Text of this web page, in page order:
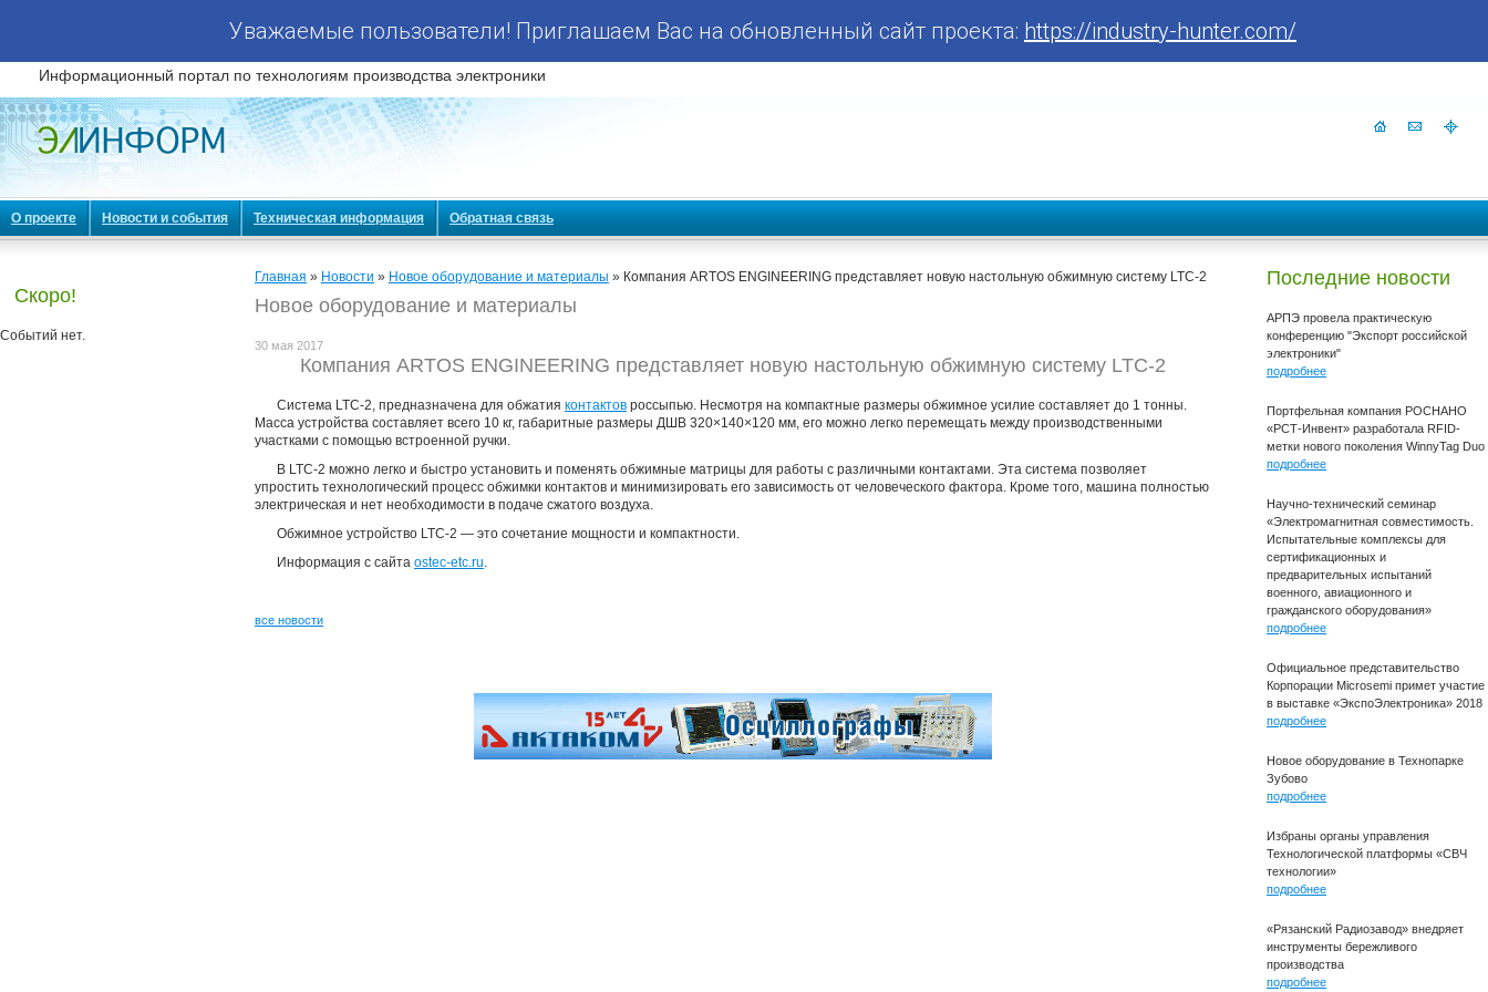
Уважаемые пользователи! Приглашаем Вас на обновленный сайт проекта: https://industry-hunter.com/
Информационный портал по технологиям производства электроники
О проекте Новости и события Техническая информация Обратная связь
Скоро!
Событий нет.
Главная » Новости » Новое оборудование и материалы » Компания ARTOS ENGINEERING представляет новую настольную обжимную систему LTC-2
Новое оборудование и материалы
30 мая 2017
Компания ARTOS ENGINEERING представляет новую настольную обжимную систему LTC-2
Система LTC-2, предназначена для обжатия контактов россыпью. Несмотря на компактные размеры обжимное усилие составляет до 1 тонны.
Масса устройства составляет всего 10 кг, габаритные размеры ДШВ 320×140×120 мм, его можно легко перемещать между производственными
участками с помощью встроенной ручки.
В LTC-2 можно легко и быстро установить и поменять обжимные матрицы для работы с различными контактами. Эта система позволяет
упростить технологический процесс обжимки контактов и минимизировать его зависимость от человеческого фактора. Кроме того, машина полностью
электрическая и нет необходимости в подаче сжатого воздуха.
Обжимное устройство LTC-2 — это сочетание мощности и компактности.
Информация с сайта ostec-etc.ru.
все новости
Последние новости
АРПЭ провела практическую
конференцию "Экспорт российской
электроники"
подробнее
Портфельная компания РОСНАНО
«РСТ-Инвент» разработала RFID-
метки нового поколения WinnyTag Duo
подробнее
Научно-технический семинар
«Электромагнитная совместимость.
Испытательные комплексы для
сертификационных и
предварительных испытаний
военного, авиационного и
гражданского оборудования»
подробнее
Официальное представительство
Корпорации Microsemi примет участие
в выставке «ЭкспоЭлектроника» 2018
подробнее
Новое оборудование в Технопарке
Зубово
подробнее
Избраны органы управления
Технологической платформы «СВЧ
технологии»
подробнее
«Рязанский Радиозавод» внедряет
инструменты бережливого
производства
подробнее